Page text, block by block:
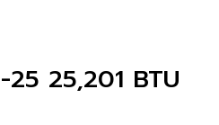
25 25,201 BTU